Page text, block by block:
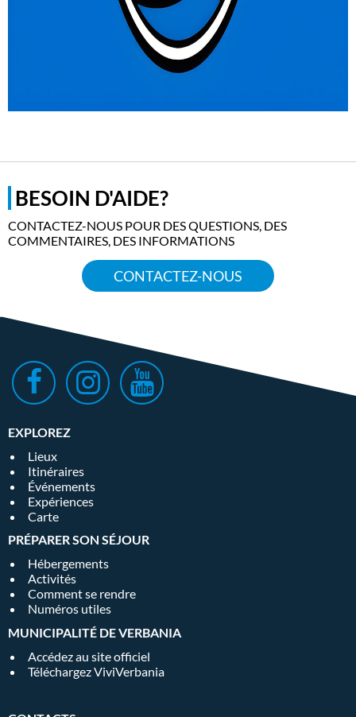
BESOIN D'AIDE?
CONTACTEZ-NOUS POUR DES QUESTIONS, DES
COMMENTAIRES, DES INFORMATIONS
CONTACTEZ-NOUS
EXPLOREZ
Lieux
Itinéraires
Événements
Expériences
Carte
PRÉPARER SON SÉJOUR
Hébergements
Activités
Comment se rendre
Numéros utiles
MUNICIPALITÉ DE VERBANIA
Accédez au site officiel
Téléchargez ViviVerbania